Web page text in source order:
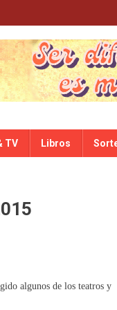
TV Libros
algunos de los teatros y